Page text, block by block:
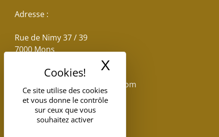
Ce site utilise des cookies
et vous donne le contrôle
sur ceux que vous
souhaitez activer
X
Adresse :
Rue de Nimy 37 / 39
7000 Mons
reservations.losseau@gmail.com
Tel: +32(0)65.398.880